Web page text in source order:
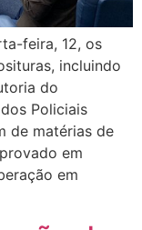
feira, 12, os
incluindo
do
Policiais
de matérias de
em
em